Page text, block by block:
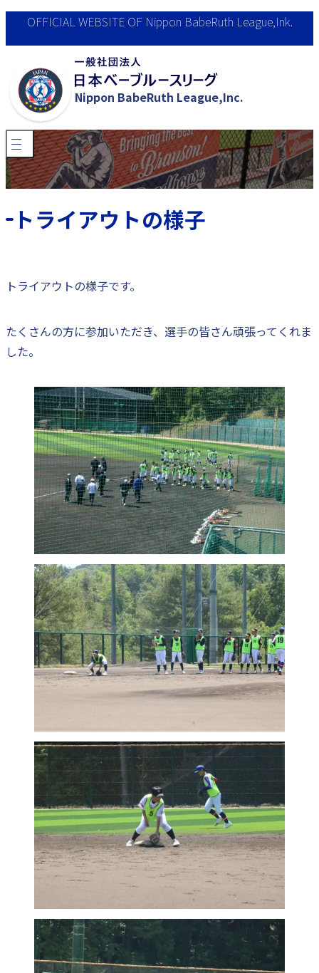
OFFICIAL WEBSITE OF Nippon BabeRuth League,Ink.
Nippon BabeRuth League,Inc.
法人概要
活動内容
会員募集
お問合せ
トライアウトの様子
トライアウトの様子です。
たくさんの方に参加いただき、選手の皆さん頑張ってくれま
した。